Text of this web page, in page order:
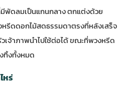
ดลมเป็นแกนกลาง ตกแต่งด้วย
รีดดอกไม้สดธรรมดาตรงที่หลังเสร็จ
เจ้าภาพนำไปใช้ต่อได้ ขณะที่พวงหรีด
ทิ้งทั้งหมด
หร่